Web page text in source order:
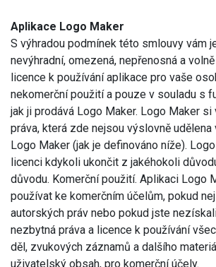
Aplikace Logo Maker
S výhradou podmínek této smlouvy vám
nevýhradní, omezená, nepřenosná a
licence k používání aplikace pro vaše
nekomerční použití a pouze v souladu s
jak ji prodává Logo Maker. Logo Maker si
práva, která zde nejsou výslovně udělena
Logo Maker (jak je definováno níže).
licenci kdykoli ukončit z jakéhokoli
důvodu. Komerční použití. Aplikaci Logo
používat ke komerčním účelům, pokud
autorských práv nebo pokud jste
nezbytná práva a licence k používání
děl, zvukových záznamů a dalšího
uživatelský obsah, pro komerční účely.